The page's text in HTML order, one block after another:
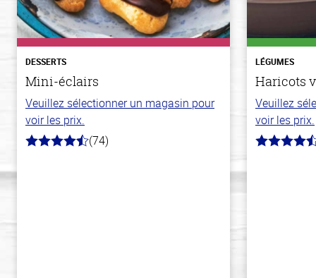
DESSERTS
Mini-éclairs
Veuillez sélectionner un magasin pour
voir les prix.
4.7
(74)
LÉGUMES
Haricots
Veuillez
voir les prix.
4.6